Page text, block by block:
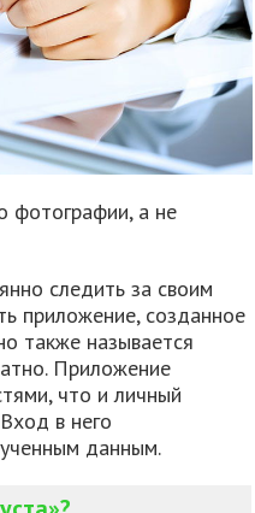
фотографии, а не
следить за своим
приложение, созданное
также называется
Приложение
что и личный
в него
данным.